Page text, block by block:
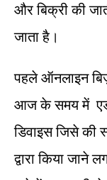
और बिक्री की
जाता है।
पहले ऑनलाइन
आज के समय में
डिवाइस जिसे की
द्वारा किया